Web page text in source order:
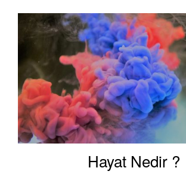
Hayat Nedir ?